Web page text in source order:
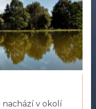
nachází v okolí